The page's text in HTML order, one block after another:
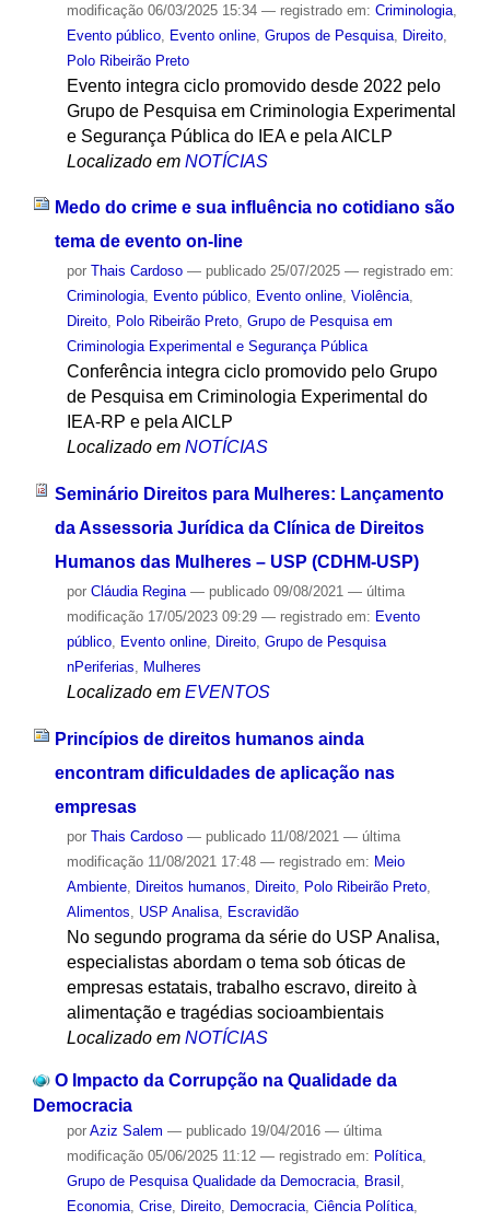
modificação06/03/2025 15:34 — registrado em: Criminologia,
Evento público, Evento online, Grupos de Pesquisa, Direito,
Polo Ribeirão Preto
Evento integra ciclo promovido desde 2022 pelo
Grupo de Pesquisa em Criminologia Experimental
e Segurança Pública do IEA e pela AICLP
Localizado em NOTÍCIAS
Medo do crime e sua influência no cotidiano são
tema de evento on-line
por Thais Cardoso — publicado25/07/2025 — registrado em:
Criminologia, Evento público, Evento online, Violência,
Direito, Polo Ribeirão Preto, Grupo de Pesquisa em
Criminologia Experimental e Segurança Pública
Conferência integra ciclo promovido pelo Grupo
de Pesquisa em Criminologia Experimental do
IEA-RP e pela AICLP
Localizado em NOTÍCIAS
Seminário Direitos para Mulheres: Lançamento
da Assessoria Jurídica da Clínica de Direitos
Humanos das Mulheres – USP (CDHM-USP)
por Cláudia Regina — publicado09/08/2021 — última
modificação17/05/2023 09:29 — registrado em: Evento
público, Evento online, Direito, Grupo de Pesquisa
nPeriferias, Mulheres
Localizado em EVENTOS
Princípios de direitos humanos ainda
encontram dificuldades de aplicação nas
empresas
por Thais Cardoso — publicado11/08/2021 — última
modificação11/08/2021 17:48 — registrado em: Meio
Ambiente, Direitos humanos Direito, Polo Ribeirão Preto,
Alimentos
USP Analisa, Escravidão
No segundo programa da série do USP Analisa,
especialistas abordam o tema sob óticas de
empresas estatais, trabalho escravo, direito à
alimentação e tragédias socioambientais
Localizado em NOTÍCIAS
O Impacto da Corrupção na Qualidade da
Democracia
por Aziz Salem — publicado19/04/2016 — última
modificação05/06/2025 11:12 — registrado em: Política,
Grupo de Pesquisa Qualidade da Democracia, Brasil
Economia, Crise, Direito, Democracia, Ciência Política,